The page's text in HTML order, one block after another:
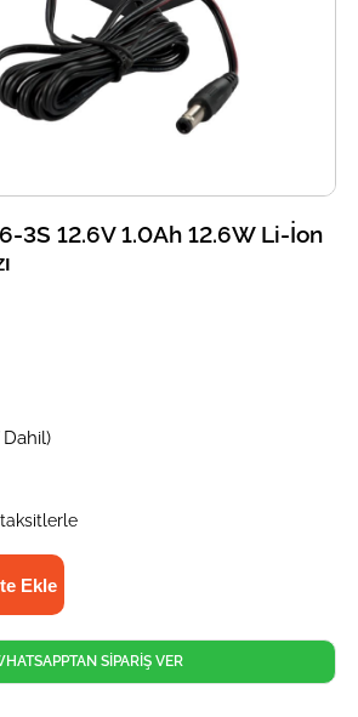
3S 12.6V 1.0Ah 12.6W Li-İon
Dahil)
SİPARİŞ VER